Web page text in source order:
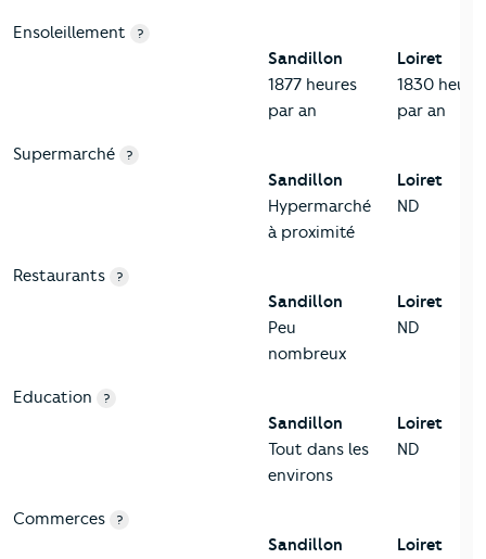
Ensoleillement ?
Sandillon
1877 heures
par an
Loiret
1830
par an
Supermarché ?
Sandillon
Hypermarché
à proximité
Loiret
ND
Restaurants ?
Sandillon
Peu
nombreux
Loiret
ND
Education ?
Sandillon
Tout dans les
environs
Loiret
ND
Commerces ?
Sandillon
Loiret